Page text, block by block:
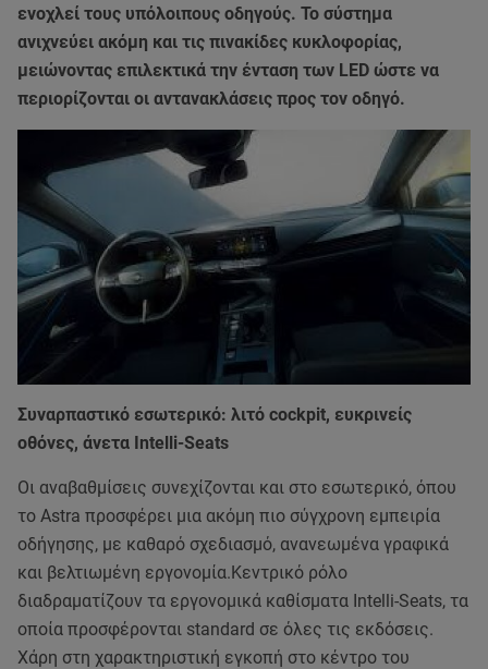
ενοχλεί τους υπόλοιπους οδηγούς. Το σύστημα
ανιχνεύει ακόμη και τις πινακίδες κυκλοφορίας,
μειώνοντας επιλεκτικά την ένταση των LED ώστε να
περιορίζονται οι αντανακλάσεις προς τον οδηγό.
Συναρπαστικό εσωτερικό: λιτό cockpit, ευκρινείς
οθόνες, άνετα Intelli-Seats
Οι αναβαθμίσεις συνεχίζονται και στο εσωτερικό, όπου
το Astra προσφέρει μια ακόμη πιο σύγχρονη εμπειρία
οδήγησης, με καθαρό σχεδιασμό, ανανεωμένα γραφικά
και βελτιωμένη εργονομία.Κεντρικό ρόλο
διαδραματίζουν τα εργονομικά καθίσματα Intelli-Seats, τα
οποία προσφέρονται standard σε όλες τις εκδόσεις.
Χάρη στη χαρακτηριστική εγκοπή στο κέντρο του